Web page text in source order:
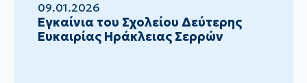
09.01.2026
Eγκαίνια του Σχολείου Δεύτερης
Ευκαιρίας Ηράκλειας Σερρών